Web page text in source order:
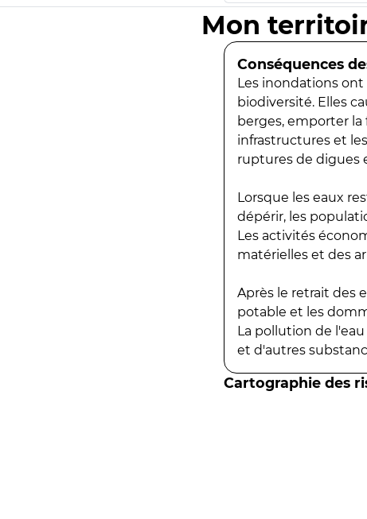
Mon
Conséquences
Les inondations
biodiversité. Elles
berges, emporter
infrastructures et
ruptures de digues
Lorsque les eaux
dépérir, les
Les activités
matérielles et des
Après le retrait des
potable et les
La pollution de
et d'autres
Cartographie des